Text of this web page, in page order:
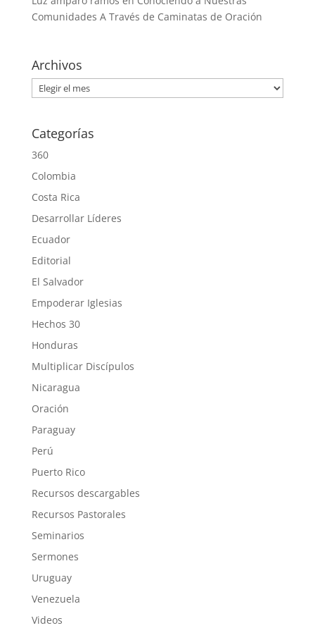
Comunidades A Través de Caminatas de Oración
Archivos
Archivos
Categorías
360
Colombia
Costa Rica
Desarrollar Líderes
Ecuador
Editorial
El Salvador
Empoderar Iglesias
Hechos 30
Honduras
Multiplicar Discípulos
Nicaragua
Oración
Paraguay
Perú
Puerto Rico
Recursos descargables
Recursos Pastorales
Seminarios
Sermones
Uruguay
Venezuela
Videos